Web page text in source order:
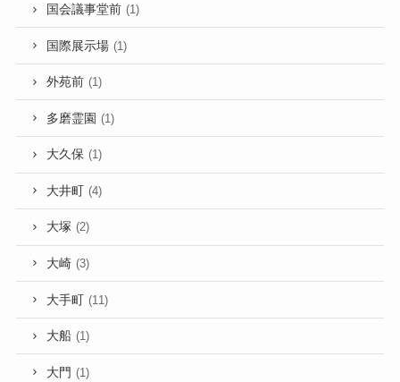
国会議事堂前 (1)
国際展示場 (1)
外苑前 (1)
多磨霊園 (1)
大久保 (1)
大井町 (4)
大塚 (2)
大崎 (3)
大手町 (11)
大船 (1)
大門 (1)